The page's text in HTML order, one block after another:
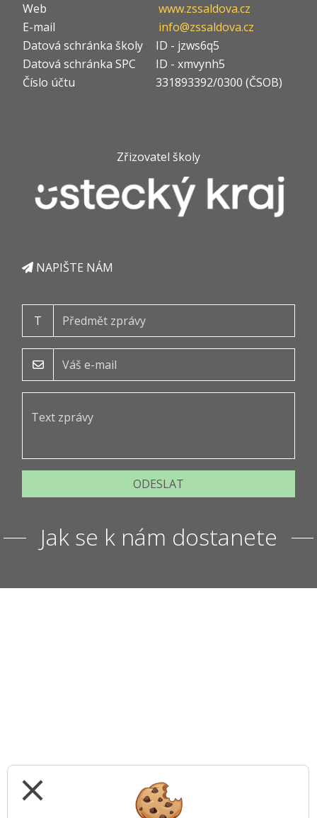
Web
www.zssaldova.cz
E-mail
info@zssaldova.cz
Datová schránka školy
ID - jzws6q5
Datová schránka SPC
ID - xmvynh5
Číslo účtu
331893392/0300 (ČSOB)
Zřizovatel školy
NAPIŠTE NÁM
T
ODESLAT
Jak se k nám dostanete
close